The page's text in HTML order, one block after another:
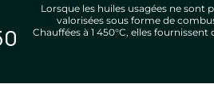
Lorsque les huiles usagées ne sont
valorisées sous forme de
Chauffées à 1 450°C, elles